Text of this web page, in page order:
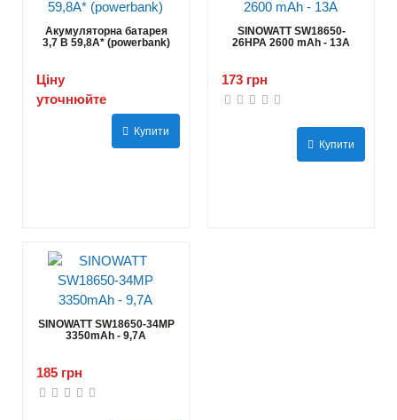
Акумуляторна батарея
3,7 В 59,8А* (powerbank)
Ціну
уточнюйте
Купити
SINOWATT SW18650-
26HPA 2600 mAh - 13А
173 грн
Купити
SINOWATT SW18650-34MP
3350mAh - 9,7А
185 грн